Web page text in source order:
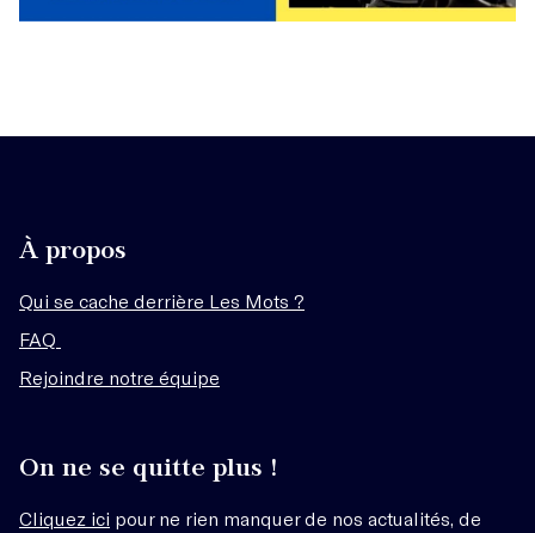
À propos
Qui se cache derrière Les Mots ?
FAQ
Rejoindre notre équipe
On ne se quitte plus !
Cliquez ici pour ne rien manquer de nos actualités, de